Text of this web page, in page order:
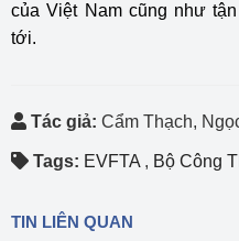
của Việt Nam cũng như
tới.
Tác giả: Cẩm Thạch,
Tags: EVFTA, Bộ Công
TIN LIÊN QUAN